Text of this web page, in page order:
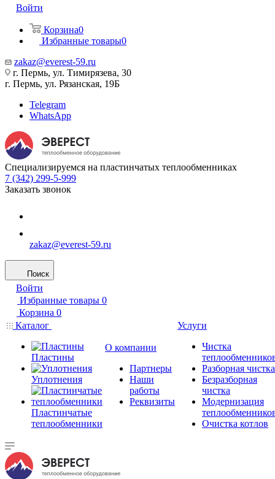
Войти
Корзина0
Избранные товары0
zakaz@everest-59.ru
г. Пермь, ул. Тимирязева, 30
г. Пермь, ул. Рязанская, 19Б
Telegram
WhatsApp
Специализируемся на пластинчатых теплообменниках
7 (342) 299-5-999
Заказать звонок
zakaz@everest-59.ru
Поиск
Войти
Избранные товары 0
Корзина 0
Каталог
Пластины
Уплотнения
Пластинчатые
теплообменники
О компании
Партнеры
Наши
работы
Реквизиты
Услуги
Чистка
Разборная чистка
Безразборная
чистка
Модернизация
Очистка котлов